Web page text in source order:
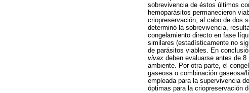
sobrevivencia de éstos últimos
hemoparásitos permanecieron
criopreservación, al cabo de dos
determinó la sobrevivencia,
congelamiento directo en fase
similares (estadísticamente no
de parásitos viables. En
vivax deben evaluarse antes de
ambiente. Por otra parte, el
gaseosa o combinación
empleada para la supervivencia
óptimas para la criopreservación